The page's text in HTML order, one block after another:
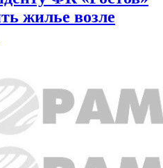
жилье возле